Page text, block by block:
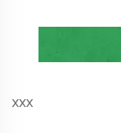
xxx